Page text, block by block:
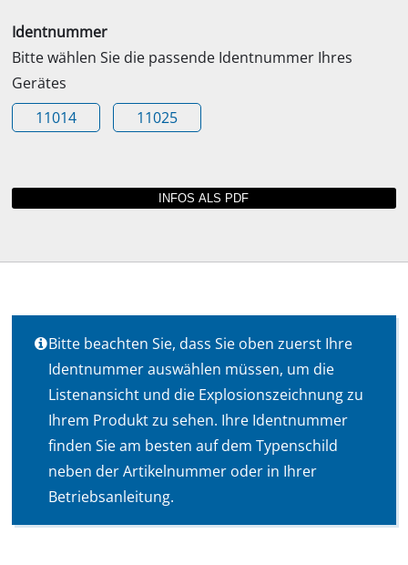
Identnummer
Bitte wählen Sie die passende Identnummer Ihres
Gerätes
11014
11025
Bitte beachten Sie, dass Sie oben zuerst Ihre
Identnummer auswählen müssen, um die
Listenansicht und die Explosionszeichnung zu
Ihrem Produkt zu sehen. Ihre Identnummer
finden Sie am besten auf dem Typenschild
neben der Artikelnummer oder in Ihrer
Betriebsanleitung.